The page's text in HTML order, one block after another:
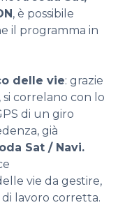
, è possibile
il programma in
delle vie: grazie
correlano con lo
di un giro
già
Sat / Navi.
vie da gestire,
lavoro corretta.